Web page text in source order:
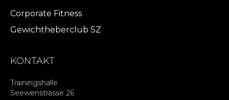
Corporate Fitness
Gewichtheberclub SZ
KONTAKT
Trainingshalle
Seewenstrasse 26